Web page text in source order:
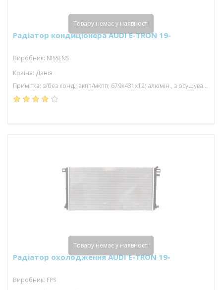
Радіатор кондиціонера AUDI E-TRON 19-
Виробник: NISSENS
Країна: Данія
Примітка: з/без конд.; акпп/мкпп; 679x431x12; алюмін., з осушувачем; (electric)
Товару немає у наявності
Радіатор охолодження AUDI E-TRON 19-
Виробник: FPS
Товару немає у наявності